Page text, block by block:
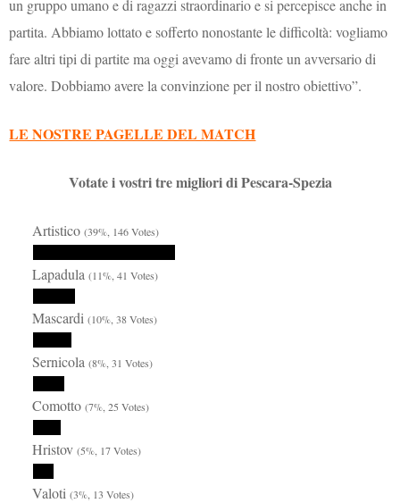
un gruppo umano e di ragazzi straordinario e si percepisce anche in
partita. Abbiamo lottato e sofferto nonostante le difficoltà: vogliamo
fare altri tipi di partite ma oggi avevamo di fronte un avversario di
valore. Dobbiamo avere la convinzione per il nostro obiettivo”.
LE NOSTRE PAGELLE DEL MATCH
Votate i vostri tre migliori di Pescara-Spezia
Artistico(39%, 146 Votes)
Lapadula(11%, 41 Votes)
Mascardi(10%, 38 Votes)
Sernicola(8%, 31 Votes)
Comotto(7%, 25 Votes)
Hristov(5%, 17 Votes)
Valoti(3%, 13 Votes)